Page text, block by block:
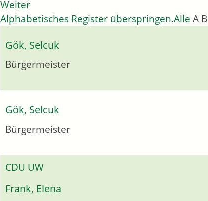
Weiter
Alphabetisches Register überspringen.Alle A B
Gök, Selcuk
Bürgermeister
Gök, Selcuk
Bürgermeister
CDU UW
Frank, Elena